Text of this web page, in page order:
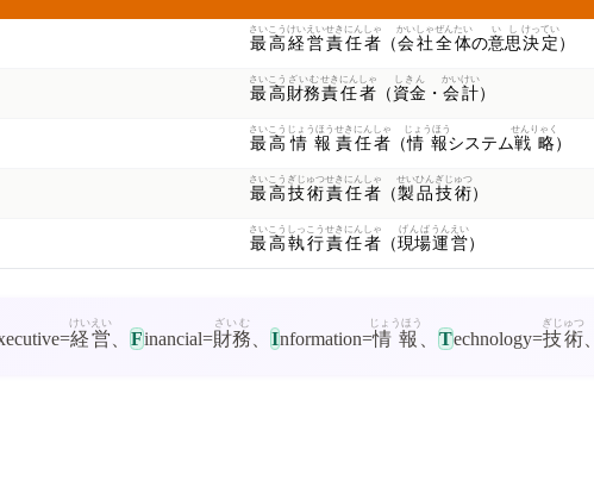
最高
さいこう
経営
けいえい
責任
せきにん
者
しゃ
（会社
かいしゃ
全体
ぜんたい
の意思
いし
決定
けってい
）
最高
さいこう
財務
ざいむ
責任
せきにん
者
しゃ
（ 資金
しきん
・ 会計
かいけい
）
最高
さいこう
情報
じょうほう
責任
せきにん
者
しゃ
（情報
じょうほう
システム戦略
せんりゃく
）
最高
さいこう
技術
ぎじゅつ
責任
せきにん
者
しゃ
（製品
せいひん
技術
ぎじゅつ
）
最高
さいこう
執行
しっこう
責任
せきにん
者
しゃ
（現場
げんば
運営
うんえい
）
経営
けいえい
Financial=財務
ざいむ
Information=情報
じょうほう
Technology=技術
ぎじゅつ